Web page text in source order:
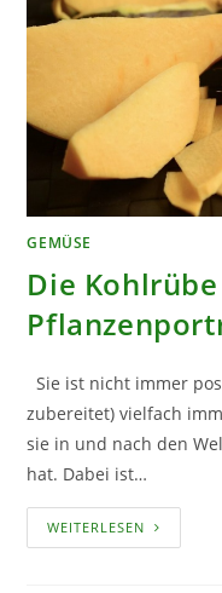
GEMÜSE
Die
Sie ist nicht immer
zubereitet) vielfach
sie in und nach den
hat. Dabei ist…
WEITERLESEN DIE